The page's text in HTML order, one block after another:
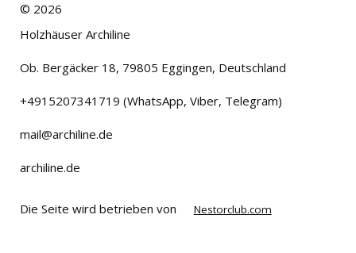
© 2026
Holzhäuser Archiline
Ob. Bergäcker 18, 79805 Eggingen, Deutschland
+4915207341719 (WhatsApp, Viber, Telegram)
mail@archiline.de
archiline.de
Die Seite wird betrieben von Nestorclub.com